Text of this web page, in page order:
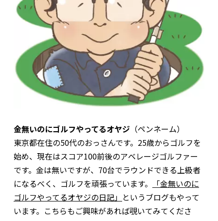
金無いのにゴルフやってるオヤジ （ペンネーム）
東京都在住の50代のおっさんです。25歳からゴルフを
始め、現在はスコア100前後のアベレージゴルファー
です。金は無いですが、70台でラウンドできる上級者
になるべく、ゴルフを頑張っています。
「金無いのに
ゴルフやってるオヤジの日記」 というブログもやって
います。こちらもご興味があれば覗いてみてくださ